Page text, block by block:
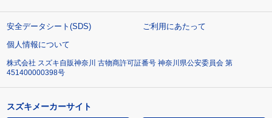
安全データシート(SDS)
ご利用にあたって
個人情報について
株式会社 スズキ自販神奈川 古物商許可証番号 神奈川県公安委員会 第
451400000398号
スズキメーカーサイト